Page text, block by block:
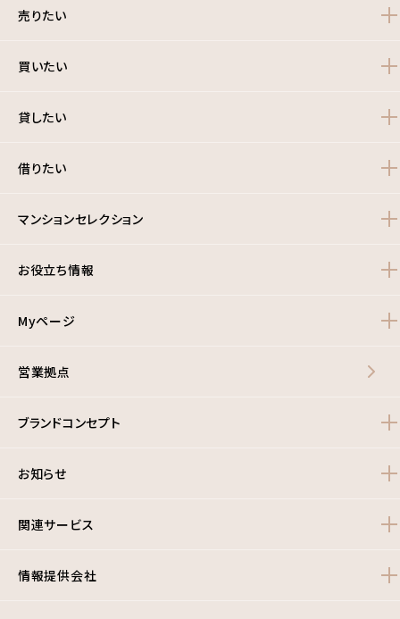
売りたい
買いたい
貸したい
借りたい
マンションセレクション
お役立ち情報
Myページ
営業拠点
ブランドコンセプト
お知らせ
関連サービス
情報提供会社